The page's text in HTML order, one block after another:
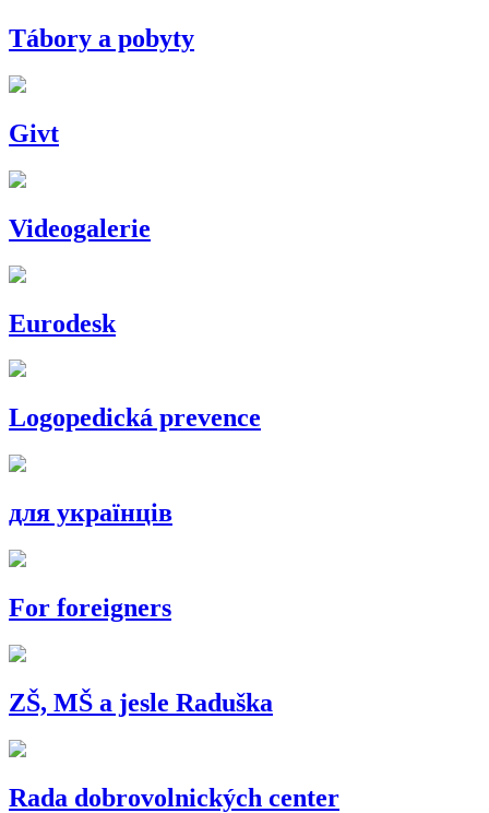
Tábory a pobyty
Givt
Videogalerie
Eurodesk
Logopedická prevence
для українців
For foreigners
ZŠ, MŠ a jesle Raduška
Rada dobrovolnických center